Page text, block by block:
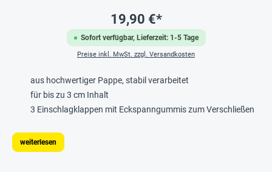
Sofort verfügbar, Lieferzeit: 1-5 Tage
19,90 €*
Preise inkl. MwSt. zzgl. Versandkosten
aus hochwertiger Pappe, stabil verarbeitet
für bis zu 3 cm Inhalt
3 Einschlagklappen mit Eckspanngummis zum Verschließen
weiterlesen